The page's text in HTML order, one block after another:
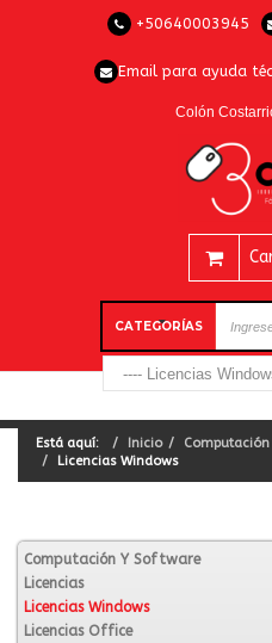
+50640003945
Email para ayuda
Colón
CATEGORÍAS
Está aquí: Inicio
Licencias Windows
Computación Y Software
Licencias
Licencias Windows
Licencias Office